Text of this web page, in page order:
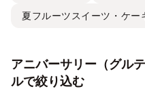
夏フルーツスイーツ・ケー
アニバーサリー（グル
ルで絞り込む